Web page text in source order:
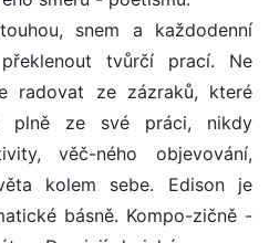
snem a každodenní
tvůrčí prací. Ne
radovat ze zázraků, které
plně ze své práci, nikdy
věč-ného objevování,
kolem sebe. Edison je
básně. Kompo-zičně -